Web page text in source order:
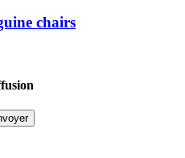
chairs